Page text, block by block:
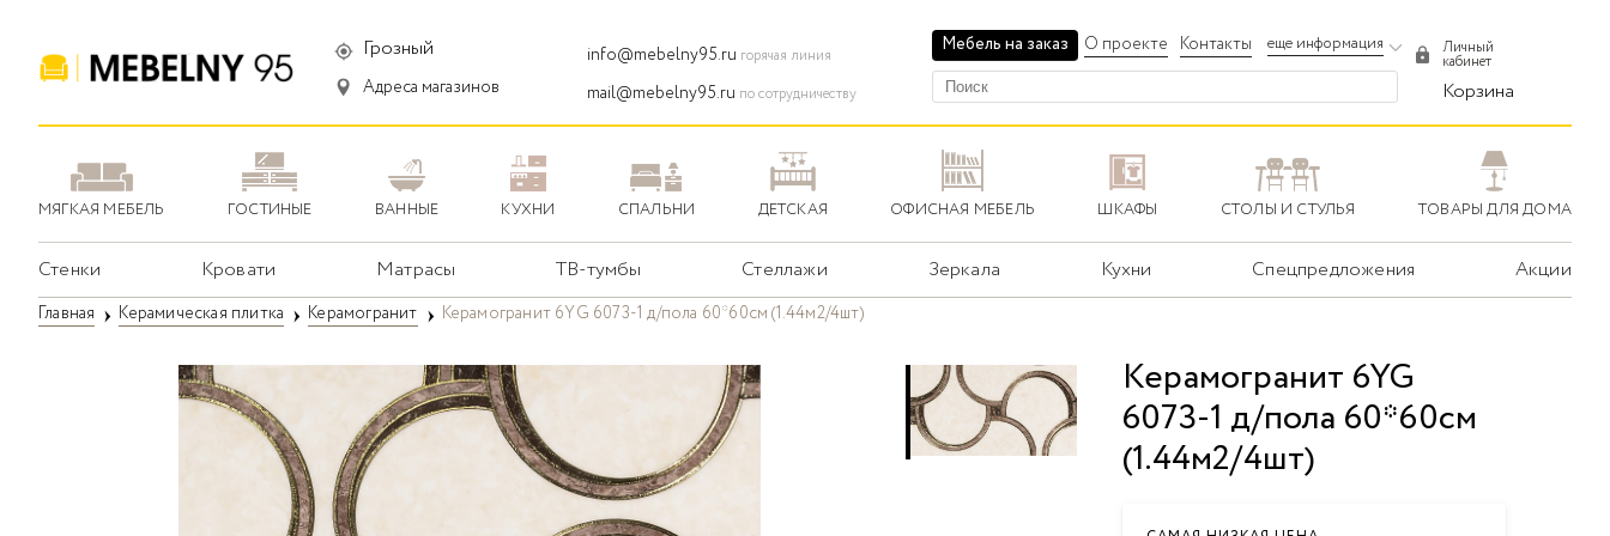
Грозный
Адреса магазинов
info@mebelny95.ru горячая линия
mail@mebelny95.ru по сотрудничеству
Мебель на заказ О проекте Контакты еще информация Личный
кабинет
Корзина
МЯГКАЯ МЕБЕЛЬ ГОСТИНЫЕ ВАННЫЕ КУХНИ СПАЛЬНИ ДЕТСКАЯ ОФИСНАЯ МЕБЕЛЬ ШКАФЫ СТОЛЫ И СТУЛЬЯ ТОВАРЫ ДЛЯ ДОМА
Стенки Кровати Матрасы ТВ-тумбы Стеллажи Зеркала Кухни Спецпредложения Акции
Главная Керамическая плитка Керамогранит Керамогранит 6YG 6073-1 д/пола 60*60см (1.44м2/4шт)
Керамогранит 6YG
6073-1 д/пола 60*60см
(1.44м2/4шт)